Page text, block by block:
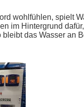
wohlfühlen, spielt
im Hintergrund
das Wasser an